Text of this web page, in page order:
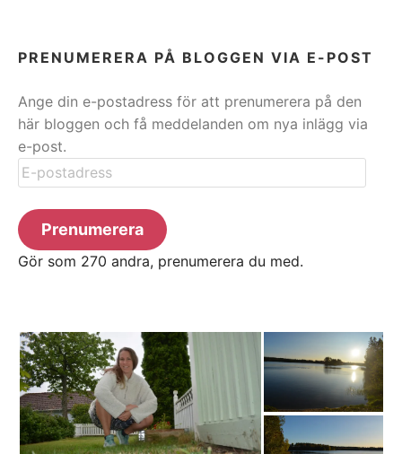
PRENUMERERA PÅ BLOGGEN VIA E-POST
Ange din e-postadress för att prenumerera på den
här bloggen och få meddelanden om nya inlägg via
e-post.
E-
postadress
Prenumerera
Gör som 270 andra, prenumerera du med.